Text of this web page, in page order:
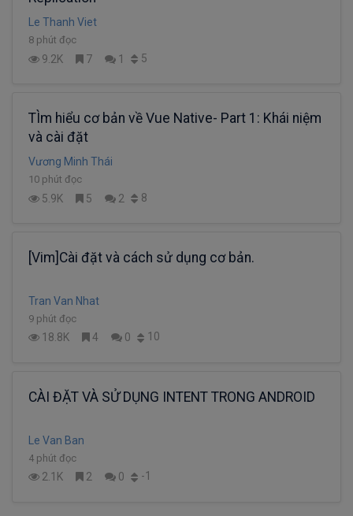
Le Thanh Viet
8 phút đọc
9.2K 7 1 5
TÌm hiểu cơ bản về Vue Native- Part 1: Khái niệm
và cài đặt
Vương Minh Thái
10 phút đọc
5.9K 5 2 8
[Vim]Cài đặt và cách sử dụng cơ bản.
Tran Van Nhat
9 phút đọc
18.8K 4 0 10
CÀI ĐẶT VÀ SỬ DỤNG INTENT TRONG ANDROID
Le Van Ban
4 phút đọc
2.1K 2 0 -1